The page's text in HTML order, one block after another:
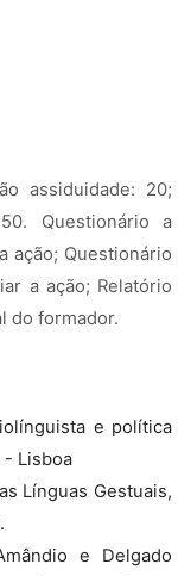
assiduidade: 20;
Questionário a
ação; Questionário
a ação; Relatório
do formador.
e política
- Lisboa
Línguas Gestuais,
e Delgado